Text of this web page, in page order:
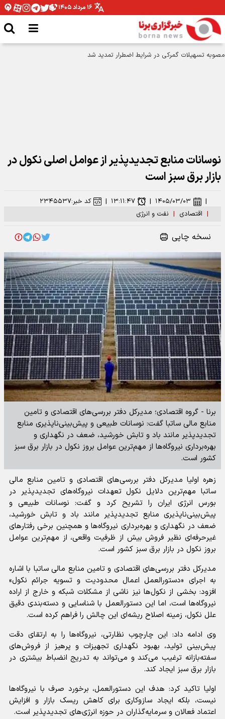
۱۶ مرداد ۱۴۰۵
نوسانات منابع تجدیدپذیر از عوامل اصلی نکول در
بازار برق سبز است
| اقتصادی | نفت و انرژی
| ۱۴۰۵/۰۳/۰۳ | ۱۳:۱۱:۴۷ | کد خبر:۲۳۴۵۵۳۷
نسخه چاپی
برنا - گروه اقتصادی؛ مدیرکل دفتر بررسی‌های اقتصادی و تامین
منابع مالی ساتبا گفت: نوسانات طبیعی و پیش‌بینی‌ناپذیری منابع
تجدیدپذیر مانند باد و تابش خورشید، ضعف در نگهداری و
بهره‌برداری نیروگاه‌ها از مهم‌ترین عوامل بروز نکول در بازار برق سبز
کشور است.
زهره اولیا مدیرکل دفتر بررسی‌های اقتصادی و تامین منابع مالی
ساتبا مهم‌ترین دلایل نکول تعهدات نیروگاه‌های تجدیدپذیر در
بورس انرژی ایران را تشریح کرد و گفت: نوسانات طبیعی و
پیش‌بینی‌ناپذیری منابع تجدیدپذیر مانند باد و تابش خورشید،
ضعف در نگهداری و بهره‌برداری نیروگاه‌ها و همچنین برخی رفتار‌های
غیرحرفه‌ای نظیر فروش بیش از ظرفیت واقعی، از مهم‌ترین عوامل
بروز نکول در بازار برق سبز کشور است.
مدیرکل دفتر بررسی‌های اقتصادی و تامین منابع مالی ساتبا با اشاره
به اجرای «دستورالعمل اعمال محدودیت و تسویه جرائم نکول»
افزود: بخشی از نکول‌ها نیز ناشی از مشکلات شبکه و خارج از اراده
نیروگاه‌ها است، اما این دستورالعمل با شناسایی و دسته‌بندی دقیق
علل نکول، زمینه اصلاح ریشه‌ای این چالش را فراهم کرده است.
وی ادامه داد: این چارچوب نظارتی، نیروگاه‌ها را به ارتقای دقت
پیش‌بینی تولید، بهبود نگهداری تجهیزات و پرهیز از فروش‌های
سفته‌بازانه ترغیب می‌کند و می‌تواند به تدریج انضباط بیشتری در
بازار برق سبز ایجاد کند.
اولیا تاکید کرد: هدف این دستورالعمل، برخورد صرف با نیروگاه‌ها
نیست، بلکه ایجاد سازوکاری برای کاهش ریسک بازار و افزایش
اعتماد فعالان و سرمایه‌گذاران در حوزه انرژی‌های تجدیدپذیر است.